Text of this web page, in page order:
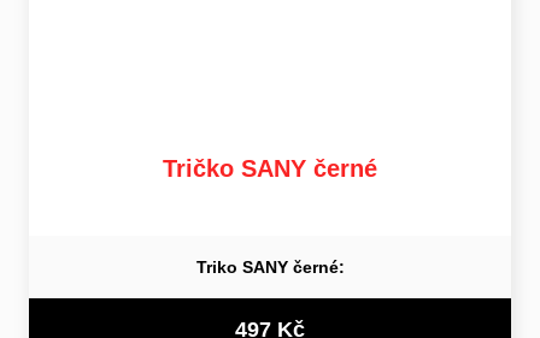
Tričko SANY černé
Triko SANY černé:
497 Kč